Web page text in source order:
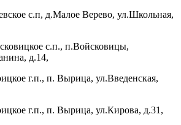
с.п, д.Малое Верево, ул.Школьная,
с.п., п.Войсковицы,
д.14,
г.п., п. Вырица, ул.Введенская,
г.п., п. Вырица, ул.Кирова, д.31,